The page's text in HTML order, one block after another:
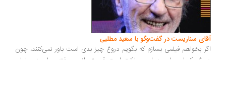
آقای سناریست در گفت‌وگو با سعید مطلبی
اگر بخواهم فیلمی بسازم که بگویم دروغ چیز بدی است باور نمی‌کنند، چون
دروغ یک امر جاری در این مملکت است. قبحش از بین رفته... ما بچه‌مسلمان